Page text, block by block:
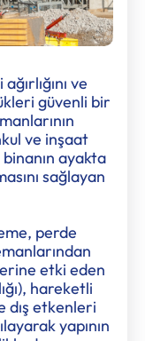
ve
güvenli bir
ve inşaat
ayakta
sağlayan
perde
etki eden
hareketli
dış etkenleri
yapının